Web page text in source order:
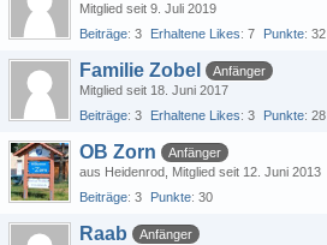
Mitglied seit 9. Juli 2019
Beiträge 3 Erhaltene Likes 7 Punkte 32
Familie Zobel
Anfänger
Mitglied seit 18. Juni 2017
Beiträge 3 Erhaltene Likes 3 Punkte 28
OB Zorn
Anfänger
aus Heidenrod Mitglied seit 12. Juni 2013
Beiträge 3 Punkte 30
Raab
Anfänger